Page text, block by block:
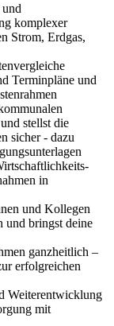
komplexer
Strom, Erdgas,
Terminpläne und
stellst die
sicher - dazu
in
und Kollegen
und bringst deine
ganzheitlich –
erfolgreichen
Weiterentwicklung
mit